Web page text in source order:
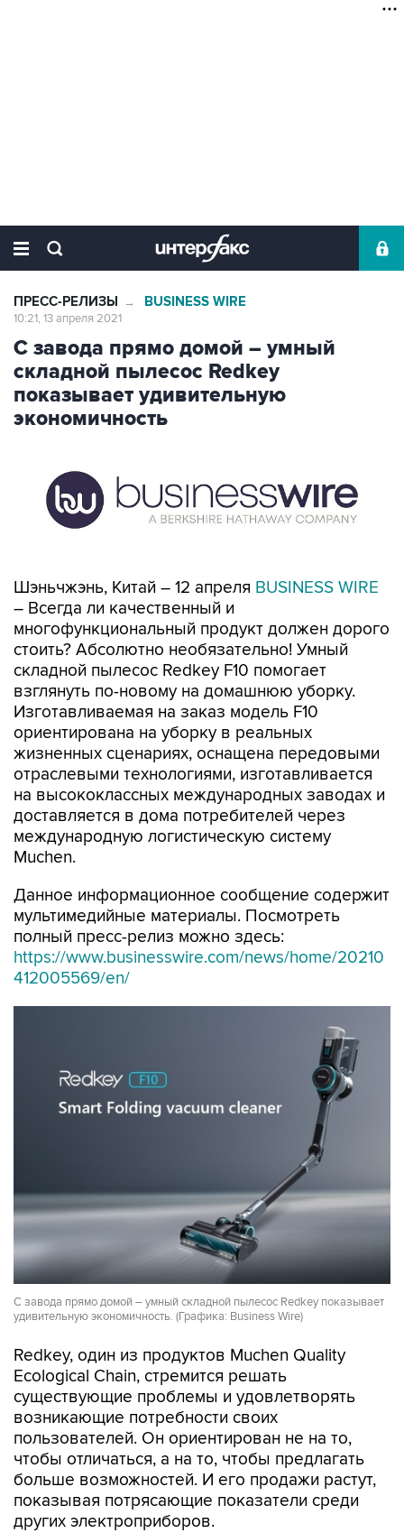
ПРЕСС-РЕЛИЗЫ → BUSINESS WIRE
10:21, 13 апреля 2021
С завода прямо домой – умный
складной пылесос Redkey
показывает удивительную
экономичность
Шэньчжэнь, Китай – 12 апреля BUSINESS WIRE
– Всегда ли качественный и
многофункциональный продукт должен дорого
стоить? Абсолютно необязательно! Умный
складной пылесос Redkey F10 помогает
взглянуть по-новому на домашнюю уборку.
Изготавливаемая на заказ модель F10
ориентирована на уборку в реальных
жизненных сценариях, оснащена передовыми
отраслевыми технологиями, изготавливается
на высококлассных международных заводах и
доставляется в дома потребителей через
международную логистическую систему
Muchen.
Данное информационное сообщение содержит
мультимедийные материалы. Посмотреть
полный пресс-релиз можно здесь:
https://www.businesswire.com/news/home/20210
412005569/en/
С завода прямо домой – умный складной пылесос Redkey показывает
удивительную экономичность. (Графика: Business Wire)
Redkey, один из продуктов Muchen Quality
Ecological Chain, стремится решать
существующие проблемы и удовлетворять
возникающие потребности своих
пользователей. Он ориентирован не на то,
чтобы отличаться, а на то, чтобы предлагать
больше возможностей. И его продажи растут,
показывая потрясающие показатели среди
других электроприборов.